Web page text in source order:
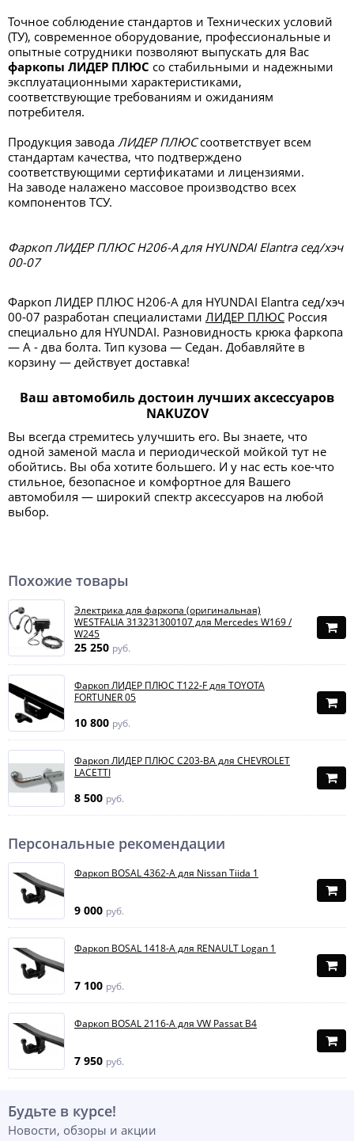
Точное соблюдение стандартов и Технических условий
(ТУ), современное оборудование, профессиональные и
опытные сотрудники позволяют выпускать для Вас
фаркопы ЛИДЕР ПЛЮС со стабильными и надежными
эксплуатационными характеристиками,
соответствующие требованиям и ожиданиям
потребителя.
Продукция завода ЛИДЕР ПЛЮСсоответствует всем
стандартам качества, что подтверждено
соответствующими сертификатами и лицензиями.
На заводе налажено массовое производство всех
компонентов ТСУ.
Фаркоп ЛИДЕР ПЛЮС H206-A для HYUNDAI Elantra сед/хэч
00-07
Фаркоп ЛИДЕР ПЛЮС H206-A для HYUNDAI Elantra сед/хэч
00-07 разработан специалистами ЛИДЕР ПЛЮС Россия
специально для HYUNDAI. Разновидность крюка фаркопа
— А - два болта. Тип кузова — Седан. Добавляйте в
корзину — действует доставка!
Ваш автомобиль достоин лучших аксессуаров
NAKUZOV
Вы всегда стремитесь улучшить его. Вы знаете, что
одной заменой масла и периодической мойкой тут не
обойтись. Вы оба хотите большего. И у нас есть кое-что
стильное, безопасное и комфортное для Вашего
автомобиля — широкий спектр аксессуаров на любой
выбор.
Похожие товары
Электрика для фаркопа (оригинальная)
WESTFALIA 313231300107 для Mercedes W169 /
W245
25 250 руб.
Фаркоп ЛИДЕР ПЛЮС T122-F для TOYOTA
FORTUNER 05
10 800 руб.
Фаркоп ЛИДЕР ПЛЮС C203-BA для CHEVROLET
LACETTI
8 500 руб.
Персональные рекомендации
Фаркоп BOSAL 4362-A для Nissan Tiida 1
9 000 руб.
Фаркоп BOSAL 1418-A для RENAULT Logan 1
7 100 руб.
Фаркоп BOSAL 2116-A для VW Passat B4
7 950 руб.
Будьте в курсе!
Новости, обзоры и акции